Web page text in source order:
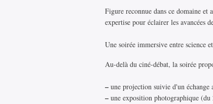
Figure reconnue dans ce domaine et
expertise pour éclairer les avancées
Une soirée immersive entre science
Au-delà du ciné-débat, la soirée
– une projection suivie d'un échange
– une exposition photographique